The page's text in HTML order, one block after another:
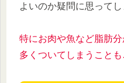
よいのか疑問に思ってし
特にお肉や魚など脂肪
多くついてしまうこと